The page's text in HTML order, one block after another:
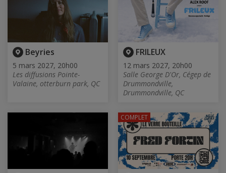
Beyries
5 mars 2027, 20h00
Les diffusions Pointe-
Valaine, otterburn park, QC
FRILEUX
12 mars 2027, 20h00
Salle George D'Or, Cégep de
Drummondville,
Drummondville, QC
COMPLET